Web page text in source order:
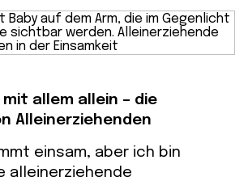
mit allem allein – die
Alleinerziehenden
einsam, aber ich bin
alleinerziehende